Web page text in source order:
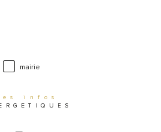
mairie
Les infos